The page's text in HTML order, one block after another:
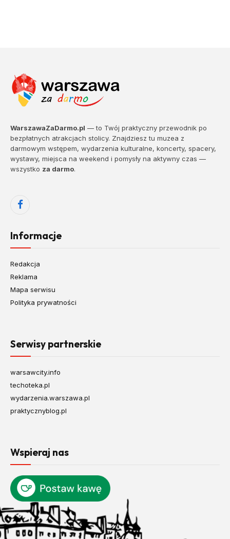
WarszawaZaDarmo.pl — to Twój praktyczny przewodnik po
bezpłatnych atrakcjach stolicy. Znajdziesz tu muzea z
darmowym wstępem, wydarzenia kulturalne, koncerty, spacery,
wystawy, miejsca na weekend i pomysły na aktywny czas —
wszystko za darmo.
Facebook
Informacje
Redakcja
Reklama
Mapa serwisu
Polityka prywatności
Serwisy partnerskie
warsawcity.info
techoteka.pl
wydarzenia.warszawa.pl
praktycznyblog.pl
Wspieraj nas